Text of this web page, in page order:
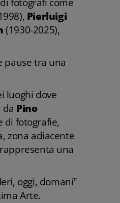
fotografi come
Pierluigi
(1930-2025),
pause tra una
luoghi dove
da Pino
di fotografie,
zona adiacente
una
oggi, domani"
Arte.